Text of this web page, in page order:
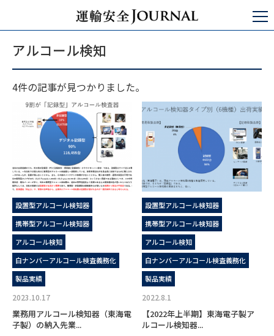
アルコール検知
アルコール検知
4件の記事が見つかりました。
設置型アルコール検知器
携帯型アルコール検知器
アルコール検知
白ナンバーアルコール検査義務化
製品実績
2023.10.17
業務用アルコール検知器（東海電
子製）の納入先業...
設置型アルコール検知器
携帯型アルコール検知器
アルコール検知
白ナンバーアルコール検査義務化
製品実績
2022.8.1
【2022年上半期】東海電子製ア
ルコール検知器...